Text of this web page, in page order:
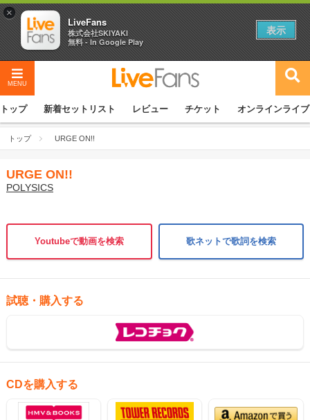
MENU
トップ 新着セットリスト レビュー チケット オンラインライブ
トップ URGE ON!!
URGE ON!!
POLYSICS
Youtubeで動画を検索 歌ネットで歌詞を検索
試聴・購入する
CDを購入する
×
LiveFans
株式会社SKIYAKI
無料 - In Google Play
表示